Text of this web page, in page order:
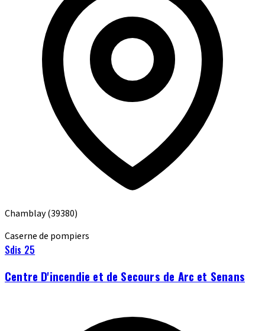
Chamblay(39380)
Caserne de pompiers
Sdis 25
Centre D'incendie et de Secours de Arc et Senans